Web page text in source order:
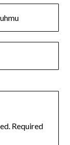
Required